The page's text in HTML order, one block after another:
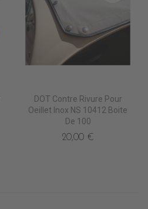
DOT Contre Rivure Pour
Oeillet Inox NS 10412 Boite
De 100
20,00 €